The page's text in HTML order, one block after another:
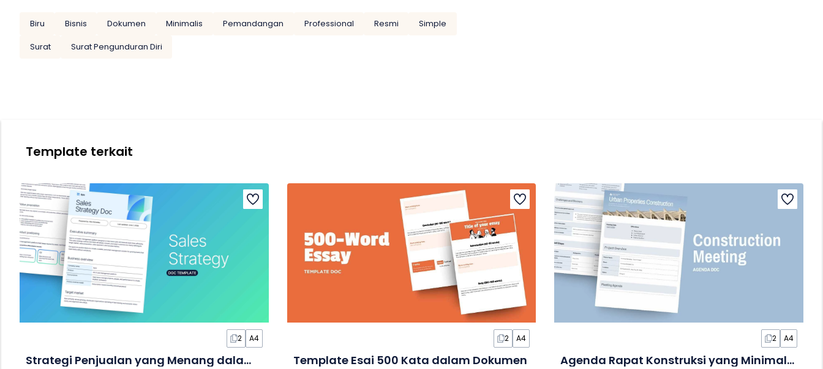
Biru Bisnis Dokumen Minimalis Pemandangan Professional Resmi
Simple
Surat
Surat Pengunduran Diri
Template terkait
2 A4
Strategi Penjualan yang Menang dalam Dokumen
2 A4
Template Esai 500 Kata dalam Dokumen
2 A4
Agenda Rapat Konstruksi yang Minimalis dalam Dokumen